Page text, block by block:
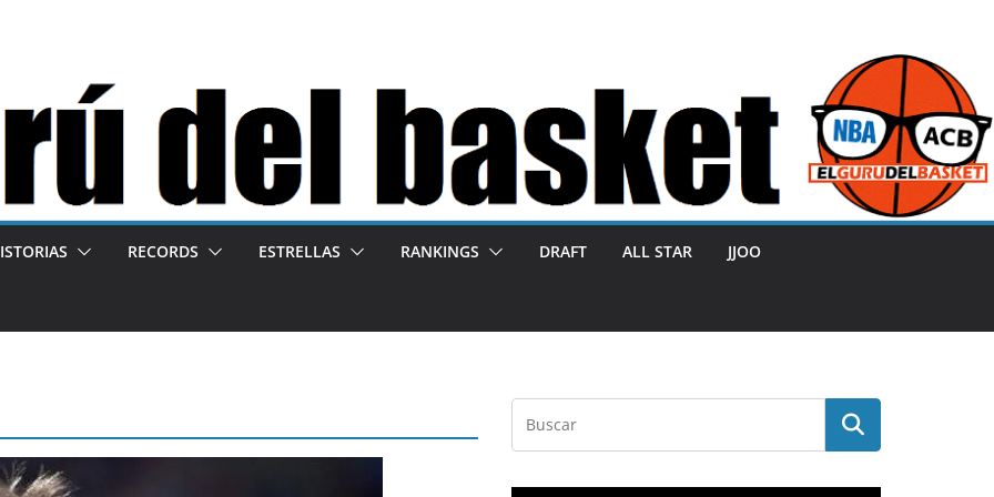
RECORDS ESTRELLAS RANKINGS DRAFT ALL STAR JJOO